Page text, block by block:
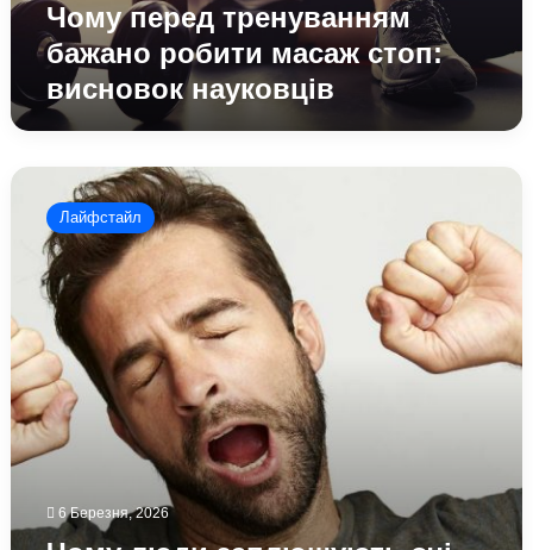
Чому перед тренуванням
бажано робити масаж стоп:
висновок науковців
Чому
заплющують
коли
люди
позіхають:
незвичайна
фізіологія
організму
Лайфстайл
6 Березня, 2026